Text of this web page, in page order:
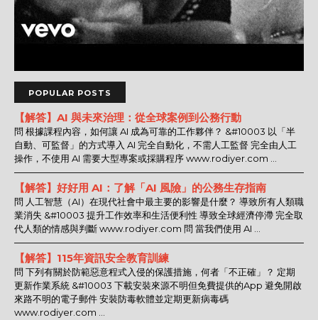
POPULAR POSTS
【解答】AI 與未來治理：從全球案例到公務行動
問 根據課程內容，如何讓 AI 成為可靠的工作夥伴？ &#10003 以「半
自動、可監督」的方式導入 AI 完全自動化，不需人工監督 完全由人工
操作，不使用 AI 需要大型專案或採購程序 www.rodiyer.com ...
【解答】好好用 AI：了解「AI 風險」的公務生存指南
問 人工智慧（AI）在現代社會中最主要的影響是什麼？ 導致所有人類職
業消失 &#10003 提升工作效率和生活便利性 導致全球經濟停滯 完全取
代人類的情感與判斷 www.rodiyer.com 問 當我們使用 AI ...
【解答】115年資訊安全教育訓練
問 下列有關於防範惡意程式入侵的保護措施，何者「不正確」？ 定期
更新作業系統 &#10003 下載安裝來源不明但免費提供的App 避免開啟
來路不明的電子郵件 安裝防毒軟體並定期更新病毒碼
www.rodiyer.com ...